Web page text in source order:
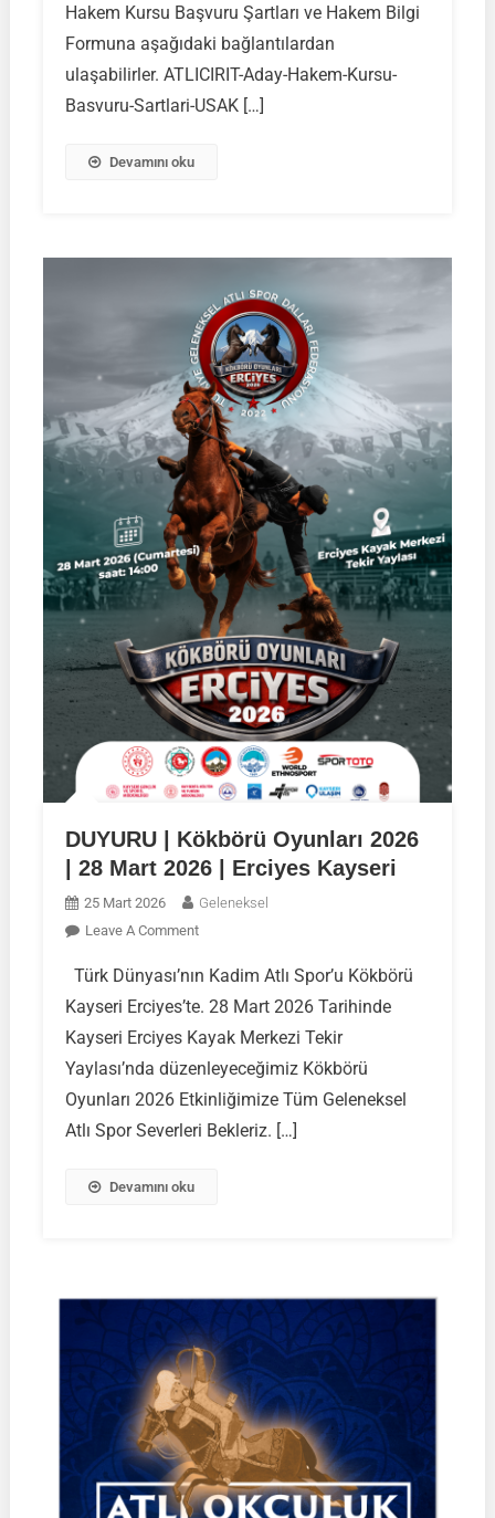
Hakem
Kursu
07-
08
Hakem Kursu Başvuru Şartları ve Hakem Bilgi
Formuna aşağıdaki bağlantılardan
ulaşabilirler. ATLICIRIT-Aday-Hakem-Kursu-
Basvuru-Sartlari-USAK […]
Devamını oku
DUYURU | Kökbörü Oyunları 2026
| 28 Mart 2026 | Erciyes Kayseri
25 Mart 2026
Geleneksel
Leave A CommentOn
|
Kökbörü
Oyunları
28
Mart
Türk Dünyası’nın Kadim Atlı Spor’u Kökbörü
Kayseri Erciyes’te. 28 Mart 2026 Tarihinde
Kayseri Erciyes Kayak Merkezi Tekir
Yaylası’nda düzenleyeceğimiz Kökbörü
Oyunları 2026 Etkinliğimize Tüm Geleneksel
Atlı Spor Severleri Bekleriz. […]
Devamını oku